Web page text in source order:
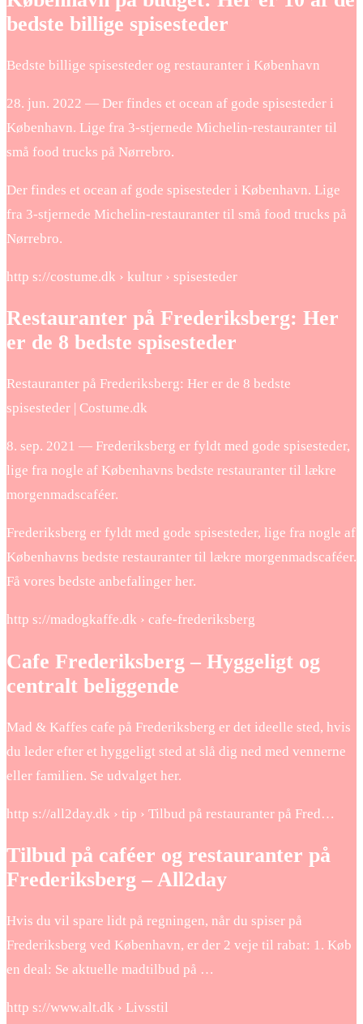
bedste billige spisesteder
Bedste billige spisesteder og restauranter i København
28. jun. 2022 — Der findes et ocean af gode spisesteder i
København. Lige fra 3-stjernede Michelin-restauranter til
små food trucks på Nørrebro.
Der findes et ocean af gode spisesteder i København. Lige
fra 3-stjernede Michelin-restauranter til små food trucks på
Nørrebro.
http s://costume.dk › kultur › spisesteder
Restauranter på Frederiksberg: Her
er de 8 bedste spisesteder
Restauranter på Frederiksberg: Her er de 8 bedste
spisesteder | Costume.dk
8. sep. 2021 — Frederiksberg er fyldt med gode spisesteder,
lige fra nogle af Københavns bedste restauranter til lækre
morgenmadscaféer.
Frederiksberg er fyldt med gode spisesteder, lige fra nogle af
Københavns bedste restauranter til lækre morgenmadscaféer.
Få vores bedste anbefalinger her.
http s://madogkaffe.dk › cafe-frederiksberg
Cafe Frederiksberg – Hyggeligt og
centralt beliggende
Mad & Kaffes cafe på Frederiksberg er det ideelle sted, hvis
du leder efter et hyggeligt sted at slå dig ned med vennerne
eller familien. Se udvalget her.
http s://all2day.dk › tip › Tilbud på restauranter på Fred…
Tilbud på caféer og restauranter på
Frederiksberg – All2day
Hvis du vil spare lidt på regningen, når du spiser på
Frederiksberg ved København, er der 2 veje til rabat: 1. Køb
en deal: Se aktuelle madtilbud på …
http s://www.alt.dk › Livsstil